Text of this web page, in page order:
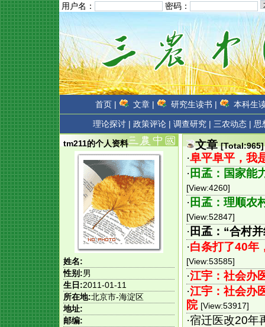
用户名： 密码：
首页 | 文章 | 研究生读书 | 本科生
理论探讨 | 政策评论 | 调查研究 | 三农动态 | 思
文章[Total:965]
·阜平阜平，我
· 田孟：国家能
[View:4260]
· 田孟：理顺农
[View:52847]
· 田孟：“合村
·白条打了40年
[View:53585]
·江宇：社会办
·江宇：社会办
院 [View:53917]
·宿迁医改20年
tm211的个人资料
姓名:
性别:男
生日:2011-01-11
所在地:北京市-海淀区
地址:
邮编: